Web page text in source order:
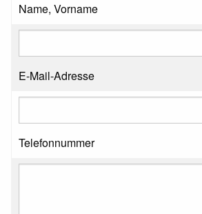
Name, Vorname
E-Mail-Adresse
Telefonnummer